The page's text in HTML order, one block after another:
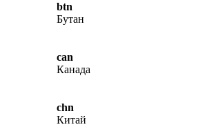
btn
Бутан
can
Канада
chn
Китай